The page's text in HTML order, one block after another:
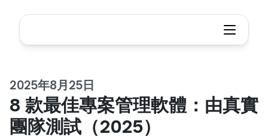
2025年8月25日
8 款最佳專案管理軟體：由真實
團隊測試（2025）